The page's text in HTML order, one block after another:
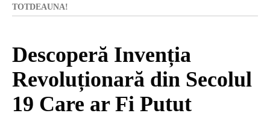
TOTDEAUNA!
Descoperă Invenția
Revoluționară din Secolul
19 Care ar Fi Putut
ENGLISH
CONTENT
TRAVEL